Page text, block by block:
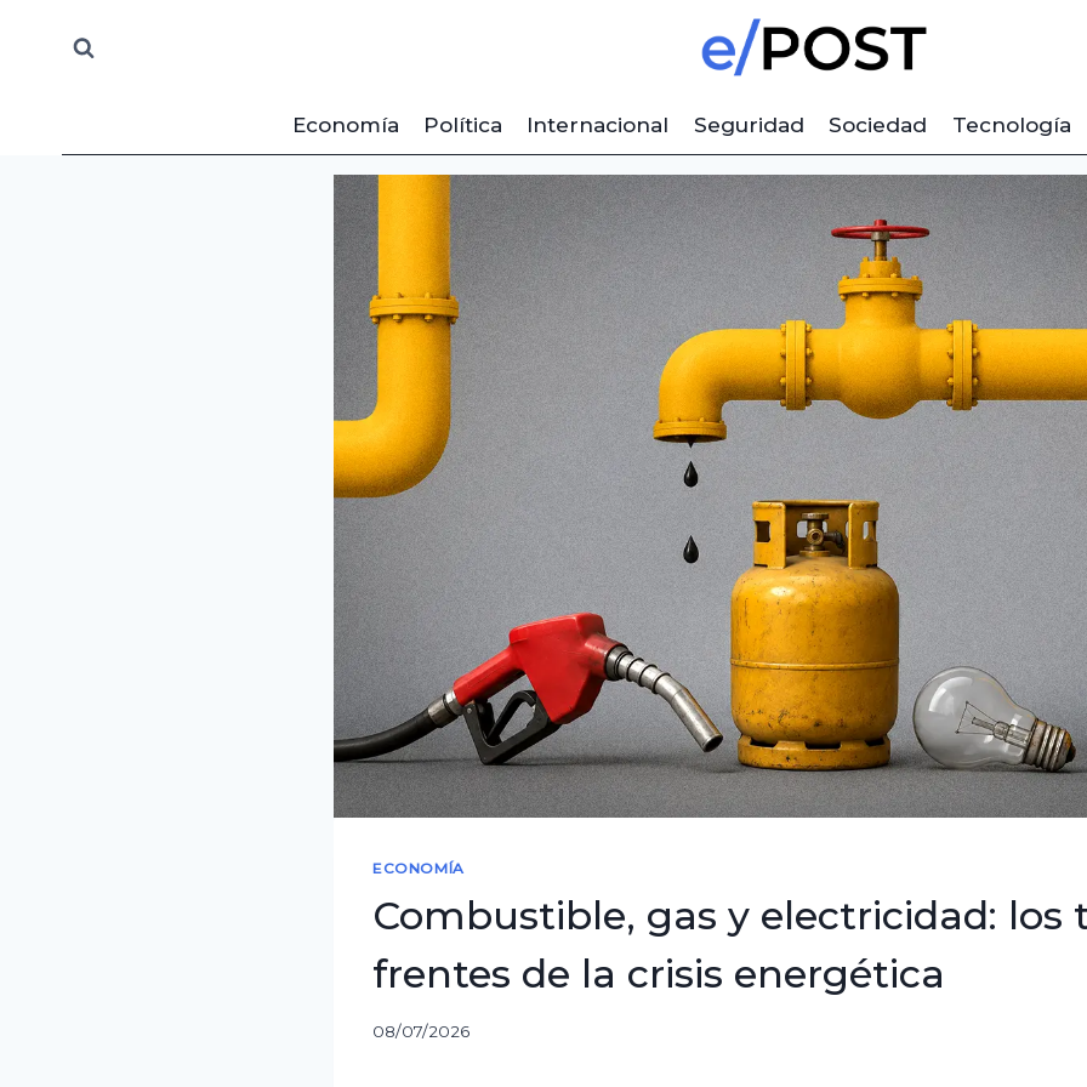
Economía
Política Internacional Seguridad Sociedad Tecnología
ECONOMÍA
Combustible, gas y electricidad: los
frentes de la crisis energética
08/07/2026